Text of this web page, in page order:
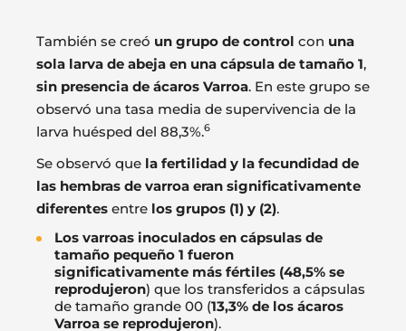
También se creó un grupo de control con una
sola larva de abeja en una cápsula de tamaño 1,
sin presencia de ácaros Varroa. En este grupo se
observó una tasa media de supervivencia de la
larva huésped del 88,3%.6
Se observó que la fertilidad y la fecundidad de
las hembras de varroa eran significativamente
diferentes entre los grupos (1) y (2).
Los varroas inoculados en cápsulas de
tamaño pequeño 1 fueron
significativamente más fértiles (48,5% se
reprodujeron) que los transferidos a cápsulas
de tamaño grande 00 (13,3% de los ácaros
Varroa se reprodujeron).